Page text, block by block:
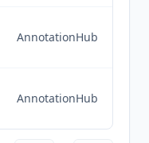
AnnotationHub
AnnotationHub